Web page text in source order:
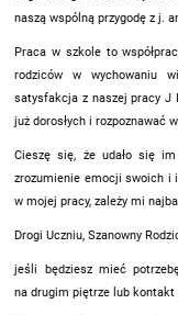
naszą wspólną przygodę z j.
Praca w szkole to
rodziców w wychowaniu
satysfakcja z naszej pracy J
już dorosłych i rozpoznawać
Cieszę się, że udało się im
zrozumienie emocji swoich i
w mojej pracy, zależy mi
Drogi Uczniu, Szanowny
jeśli będziesz mieć
na drugim piętrze lub kontakt